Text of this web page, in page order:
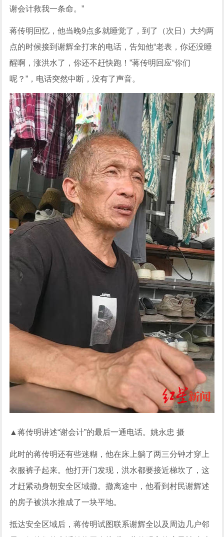
谢会计救我一条命。”
蒋传明回忆，他当晚9点多就睡觉了，到了（次日）大约两
点的时候接到谢辉全打来的电话，告知他“老表，你还没睡
醒啊，涨洪水了，你还不赶快跑！”蒋传明回应“你们
呢？”，电话突然中断，没有了声音。
▲蒋传明讲述“谢会计”的最后一通电话。姚永忠 摄
此时的蒋传明还有些迷糊，他在床上躺了两三分钟才穿上
衣服裤子起来。他打开门发现，洪水都要接近梯坎了，这
才赶紧动身朝安全区域撤。撤离途中，他看到村民谢辉述
的房子被洪水推成了一块平地。
抵达安全区域后，蒋传明试图联系谢辉全以及周边几户邻